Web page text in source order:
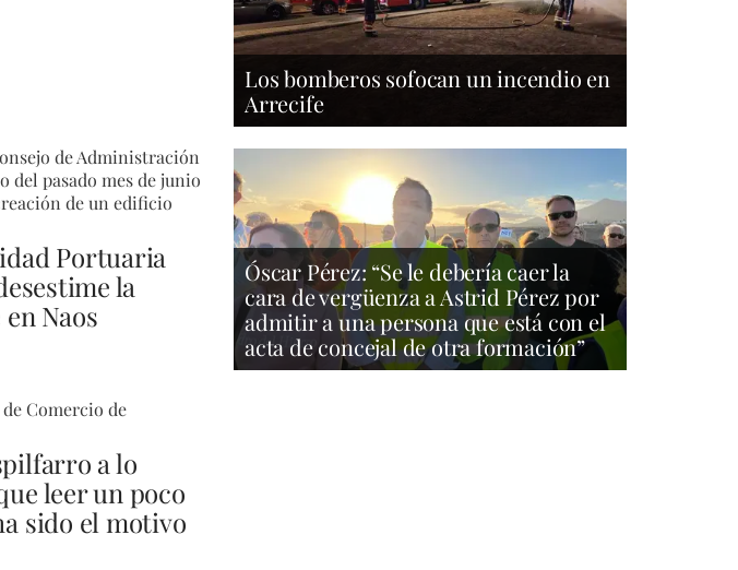
de Administración
del pasado mes de junio
de un edificio
Portuaria
la
Naos
Comercio de
a lo
leer un poco
sido el motivo
Los bomberos sofocan un incendio en
Arrecife
Óscar Pérez: “Se le debería caer la
cara de vergüenza a Astrid Pérez por
admitir a una persona que está con el
acta de concejal de otra formación”